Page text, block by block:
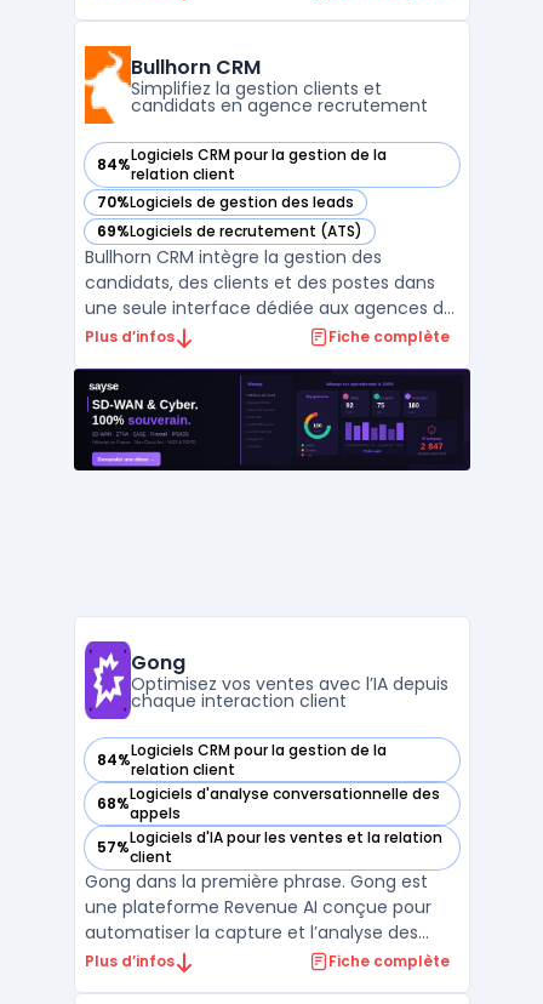
faciliter l’identification rapide de nouveaux
projets, ouvertures ...
Bullhorn CRM
Simplifiez la gestion clients et
candidats en agence recrutement
84%Logiciels CRM pour la gestion de la
relation client
— voir Bullhorn CRM dans cette catégorie
70%Logiciels de gestion des leads
— voir Bullhorn CRM dans cette catégorie
69%Logiciels de recrutement (ATS)
— voir Bullhorn CRM dans cette catégorie
Bullhorn CRM intègre la gestion des
candidats, des clients et des postes dans
une seule interface dédiée aux agences de
recrutement et d’intérim. L’outil prend en
de l’identification de profils à la mise en
poste, en associant l’applicant tracking et la
gesti ...
Plus d’infos Fiche complète
Gong
Optimisez vos ventes avec l’IA depuis
chaque interaction client
84%Logiciels CRM pour la gestion de la
relation client
— voir Gong dans cette catégorie
68%Logiciels d'analyse conversationnelle des
appels
— voir Gong dans cette catégorie
57%Logiciels d'IA pour les ventes et la relation
client
— voir Gong dans cette catégorie
Gong dans la première phrase. Gong est
une plateforme Revenue AI conçue pour
automatiser la capture et l’analyse des
interactions clients. Elle centralise en temps
Plus d’infos Fiche complète